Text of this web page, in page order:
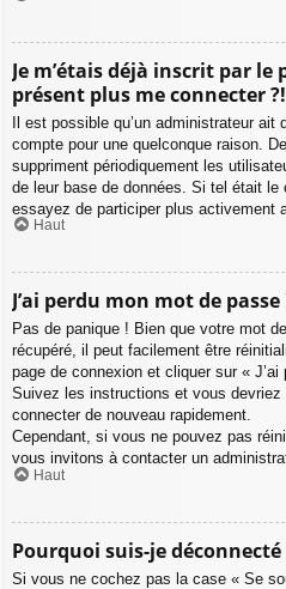
Je m’étais déjà inscrit par le
présent plus me connecter ?!
Il est possible qu’un administrateur
compte pour une quelconque raison.
suppriment périodiquement les
de leur base de données. Si tel était
essayez de participer plus activement
Haut
J’ai perdu mon mot de passe
Pas de panique ! Bien que votre mot
récupéré, il peut facilement être
page de connexion et cliquer sur «
Suivez les instructions et vous
connecter de nouveau rapidement.
Cependant, si vous ne pouvez pas
vous invitons à contacter un
Haut
Pourquoi suis-je
Si vous ne cochez pas la case « Se